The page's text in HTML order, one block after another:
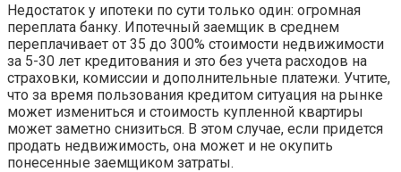
Недостаток у ипотеки по сути только один: огромная
переплата банку. Ипотечный заемщик в среднем
переплачивает от 35 до 300% стоимости недвижимости
за 5-30 лет кредитования и это без учета расходов на
страховки, комиссии и дополнительные платежи. Учтите,
что за время пользования кредитом ситуация на рынке
может измениться и стоимость купленной квартиры
может заметно снизиться. В этом случае, если придется
продать недвижимость, она может и не окупить
понесенные заемщиком затраты.